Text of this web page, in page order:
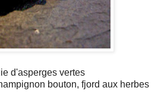
d'asperges vertes
bouton, fjord aux herbes